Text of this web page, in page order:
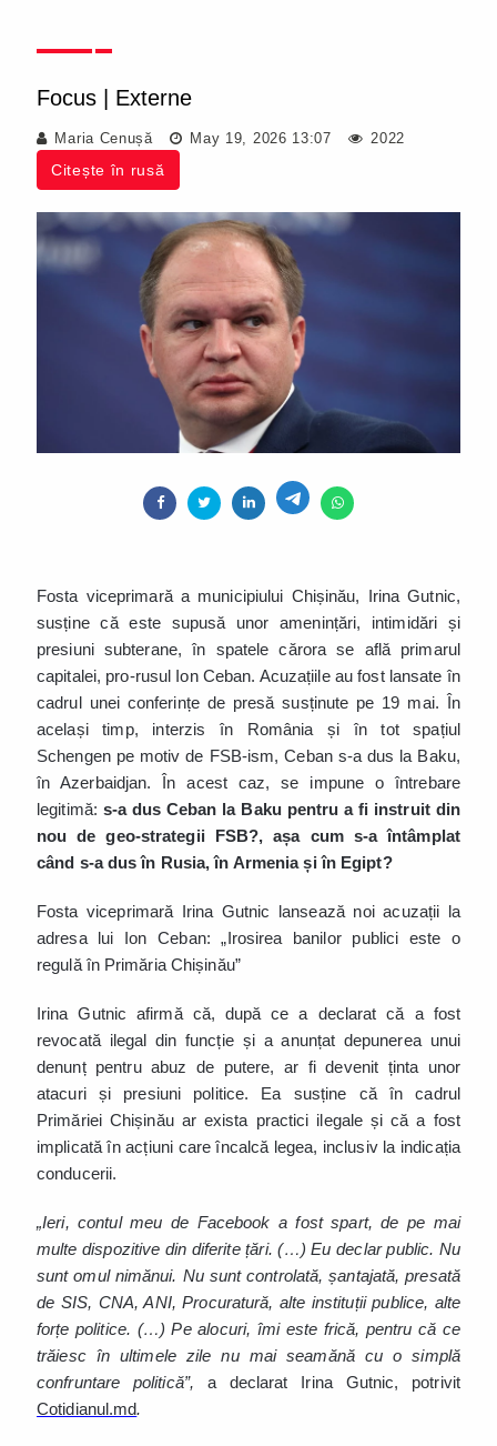
Focus Externe
Maria Cenușă May 19, 2026 13:07 2022
Citește în rusă
Fosta viceprimară a municipiului Chișinău, Irina Gutnic,
susține că este supusă unor amenințări, intimidări și
presiuni subterane, în spatele cărora se află primarul
capitalei, pro-rusul Ion Ceban. Acuzațiile au fost lansate în
cadrul unei conferințe de presă susținute pe 19 mai. În
același timp, interzis în România și în tot spațiul
Schengen pe motiv de FSB-ism, Ceban s-a dus la Baku,
în Azerbaidjan. În acest caz, se impune o întrebare
legitimă: s-a dus Ceban la Baku pentru a fi instruit din
nou de geo-strategii FSB?, așa cum s-a întâmplat
când s-a dus în Rusia, în Armenia și în Egipt?
Fosta viceprimară Irina Gutnic lansează noi acuzații la
adresa lui Ion Ceban: „Irosirea banilor publici este o
regulă în Primăria Chișinău”
Irina Gutnic afirmă că, după ce a declarat că a fost
revocată ilegal din funcție și a anunțat depunerea unui
denunț pentru abuz de putere, ar fi devenit ținta unor
atacuri și presiuni politice. Ea susține că în cadrul
Primăriei Chișinău ar exista practici ilegale și că a fost
implicată în acțiuni care încalcă legea, inclusiv la indicația
conducerii.
„Ieri, contul meu de Facebook a fost spart, de pe mai
multe dispozitive din diferite țări. (…) Eu declar public. Nu
sunt omul nimănui. Nu sunt controlată, șantajată, presată
de SIS, CNA, ANI, Procuratură, alte instituții publice, alte
forțe politice. (…) Pe alocuri, îmi este frică, pentru că ce
trăiesc în ultimele zile nu mai seamănă cu o simplă
confruntare politică”, a declarat Irina Gutnic, potrivit
Cotidianul.md.